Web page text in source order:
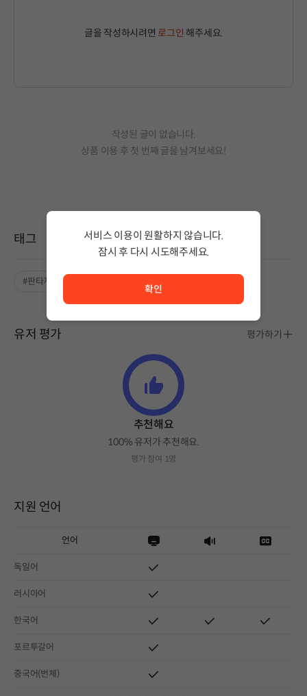
글을 작성하시려면 로그인 해주세요.
작성된 글이 없습니다.
상품 이용 후 첫 번째 글을 남겨보세요!
태그
#판타지
유저 평가 평가하기
추천해요
100% 유저가 추천해요.
평가 참여 1명
지원 언어
언어
독일어
러시아어
한국어
포르투갈어
중국어(번체)
서비스 이용이 원활하지 않습니다.
잠시 후 다시 시도해주세요.
확인